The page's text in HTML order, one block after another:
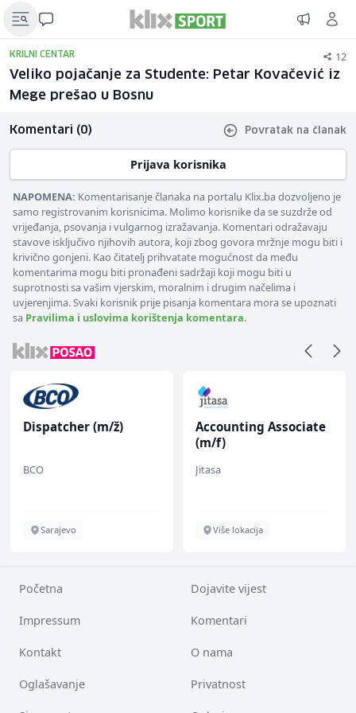
KRILNI CENTAR 12
Veliko pojačanje za Studente: Petar Kovačević iz
Mege prešao u Bosnu
Komentari (0) Povratak na članak
Prijava korisnika
NAPOMENA: Komentarisanje članaka na portalu Klix.ba dozvoljeno je
samo registrovanim korisnicima. Molimo korisnike da se suzdrže od
vrijeđanja, psovanja i vulgarnog izražavanja. Komentari odražavaju
stavove isključivo njihovih autora, koji zbog govora mržnje mogu biti i
krivično gonjeni. Kao čitatelj prihvatate mogućnost da među
komentarima mogu biti pronađeni sadržaji koji mogu biti u
suprotnosti sa vašim vjerskim, moralnim i drugim načelima i
uvjerenjima. Svaki korisnik prije pisanja komentara mora se upoznati
sa Pravilima i uslovima korištenja komentara.
Dispatcher (m/ž)
BCO
Sarajevo
Accounting Associate
(m/f)
Jitasa
Više lokacija
Početna Dojavite vijest
Impressum Komentari
Kontakt O nama
Oglašavanje Privatnost